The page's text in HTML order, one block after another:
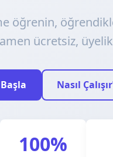
öğrenin,
ücretsiz,
Nasıl
100%